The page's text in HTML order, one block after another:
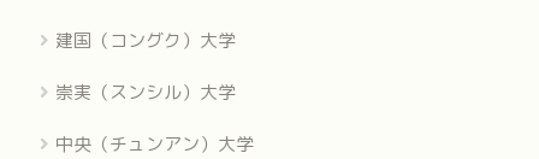
建国（コングク）大学
崇実（スンシル）大学
中央（チュンアン）大学